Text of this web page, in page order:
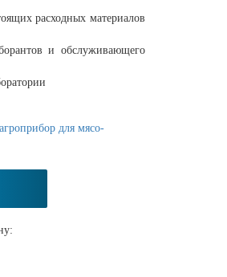
расходных материалов
и обслуживающего
для мясо-